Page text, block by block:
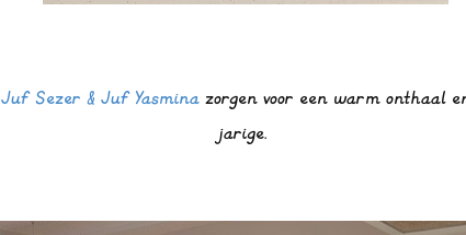
Juf Sezer & Juf Yasminazorgen voor een warm onthaal
jarige.